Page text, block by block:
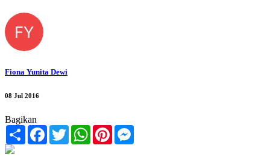
FY
Fiona Yunita Dewi
08 Jul 2016
Bagikan
Share FacebookTwitterWhatsApp
Pinterest